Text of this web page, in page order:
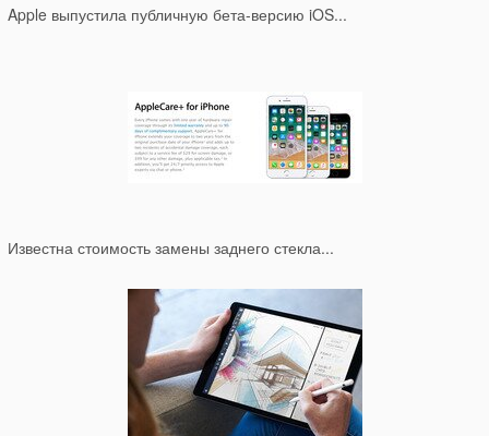
Apple выпустила публичную бета-версию iOS...
Известна стоимость замены заднего стекла...